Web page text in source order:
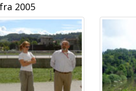
2005